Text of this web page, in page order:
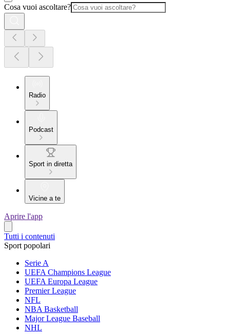
Cosa vuoi ascoltare?
Radio
Podcast
Sport in diretta
Vicine a te
Aprire l'app
Tutti i contenuti
Sport popolari
Serie A
UEFA Champions League
UEFA Europa League
Premier League
NFL
NBA Basketball
Major League Baseball
NHL